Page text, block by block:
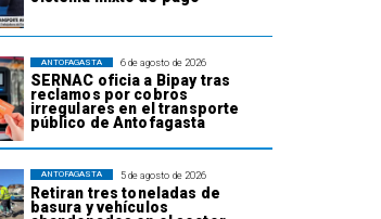
6 de agosto de 2026
SERNAC oficia a Bipay tras
reclamos por cobros
irregulares en el transporte
público de Antofagasta
ANTOFAGASTA
5 de agosto de 2026
Retiran tres toneladas de
basura y vehículos
ANTOFAGASTA